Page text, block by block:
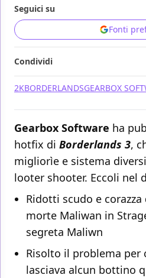
Seguici su
Fonti
Condividi
2KBORDERLANDSGEARBOX
Gearbox Software ha
hotfix di Borderlands 3,
migliorìe e sistema
looter shooter. Eccoli nel
Ridotti scudo e
morte Maliwan in
segreta Maliwn
Risolto il problema per
lasciava alcun bottino